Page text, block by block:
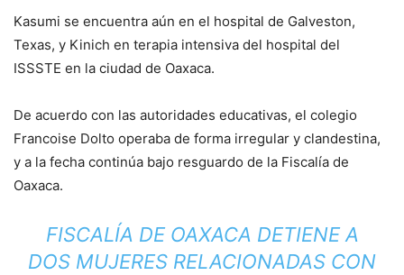
Kasumi se encuentra aún en el hospital de Galveston,
Texas, y Kinich en terapia intensiva del hospital del
ISSSTE en la ciudad de Oaxaca.
De acuerdo con las autoridades educativas, el colegio
Francoise Dolto operaba de forma irregular y clandestina,
y a la fecha continúa bajo resguardo de la Fiscalía de
Oaxaca.
FISCALÍA DE OAXACA DETIENE A
DOS MUJERES RELACIONADAS CON